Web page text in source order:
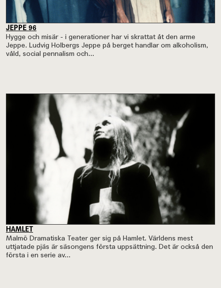
JEPPE 96
Hygge och misär - i generationer har vi skrattat åt den arme
Jeppe. Ludvig Holbergs Jeppe på berget handlar om alkoholism,
våld, social pennalism och...
HAMLET
Malmö Dramatiska Teater ger sig på Hamlet. Världens mest
uttjatade pjäs är säsongens första uppsättning. Det är också den
första i en serie av...